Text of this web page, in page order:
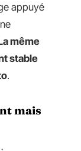
appuyé
même
stable
.
mais